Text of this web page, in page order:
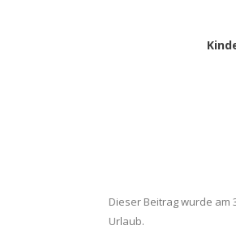
Dieser Beitrag wurde am
Urlaub.